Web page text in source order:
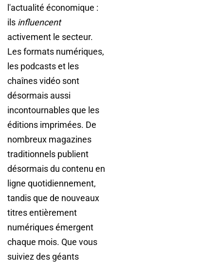
l'actualité économique :
ils influencent
activement le secteur.
Les formats numériques,
les podcasts et les
chaînes vidéo sont
désormais aussi
incontournables que les
éditions imprimées. De
nombreux magazines
traditionnels publient
désormais du contenu en
ligne quotidiennement,
tandis que de nouveaux
titres entièrement
numériques émergent
chaque mois. Que vous
suiviez des géants